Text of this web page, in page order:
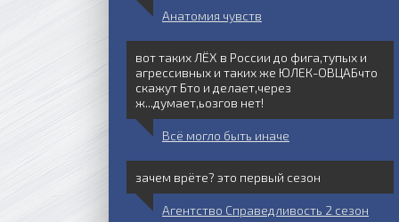
Анатомия чувств
вот таких ЛЁХ в России до фига,тупых и
агрессивных и таких же ЮЛЕК-ОВЦАБчто
скажут Бто и делает,через
ж...думает,ьозгов нет!
Всё могло быть иначе
зачем врёте? это первый сезон
Агентство Справедливость 2 сезон